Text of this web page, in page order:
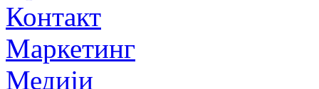
Контакт
Маркетинг
Медији